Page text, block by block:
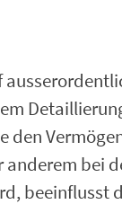
den
bei
beeinflusst